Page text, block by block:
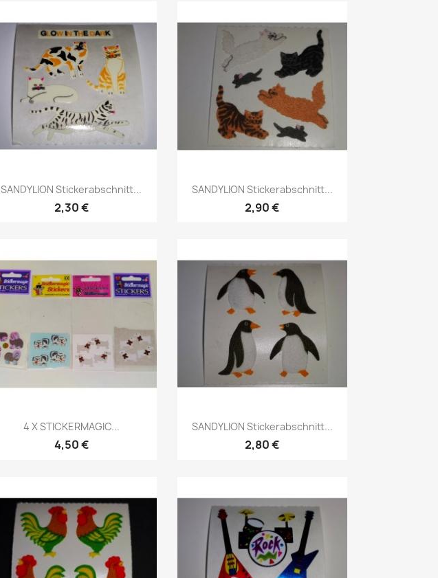
SANDYLION Stickerabschnitt...
2,30 €
SANDYLION Stickerabschnitt...
2,90 €
4 X STICKERMAGIC...
4,50 €
SANDYLION Stickerabschnitt...
2,80 €